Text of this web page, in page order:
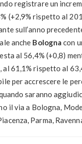
registrare un
(+2,9% rispetto al
sull’anno
anche Bologna con
al 56,4% (+0,8)
, al 61,1% rispetto al
per accrescere le
saranno
il via a Bologna,
Parma,